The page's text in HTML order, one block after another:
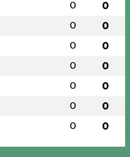
0 0
0 0
0 0
0 0
0 0
0 0
0 0